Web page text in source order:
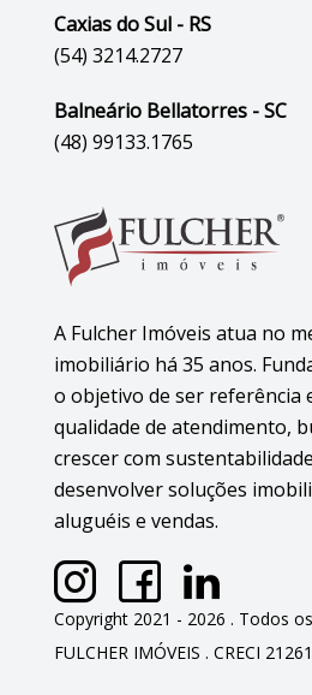
Copyright 2021 - 2026 . Todos
FULCHER IMÓVEIS . CRECI
Caxias do Sul - RS
(54) 3214.2727
Balneário Bellatorres - SC
(48) 99133.1765
A Fulcher Imóveis atua no
imobiliário há 35 anos.
o objetivo de ser referência
qualidade de atendimento,
crescer com
desenvolver soluções
aluguéis e vendas.